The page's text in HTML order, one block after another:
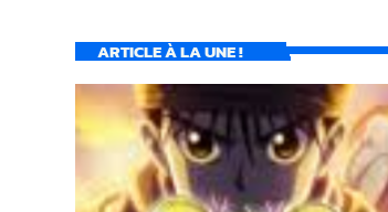
ARTICLE À LA UNE !